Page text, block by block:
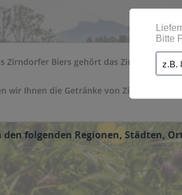
Zirndorfer Biers gehört das Zirndorfer
wir Ihnen die Getränke von Zirndorfer zu,
folgenden Regionen, Städten,